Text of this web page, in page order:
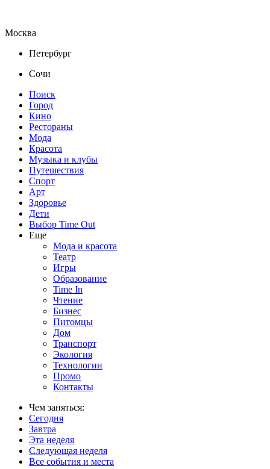
Москва
Петербург
Сочи
Поиск
Город
Кино
Рестораны
Мода
Красота
Музыка и клубы
Путешествия
Спорт
Арт
Здоровье
Дети
Выбор Time Out
Еще
Мода и красота
Театр
Игры
Образование
Time In
Чтение
Бизнес
Питомцы
Дом
Транспорт
Экология
Технологии
Промо
Контакты
Чем заняться:
Сегодня
Завтра
Эта неделя
Следующая неделя
Все события и места